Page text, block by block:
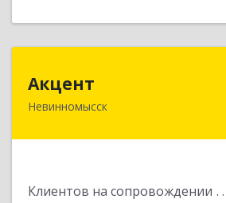
Акцент
Невинномысск
Клиентов на сопровождении
357112, Ставропольский край,